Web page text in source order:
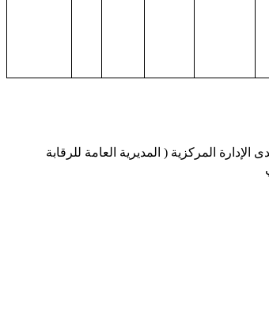
الإدارة المركزية ) المديرية العامة للرقابة